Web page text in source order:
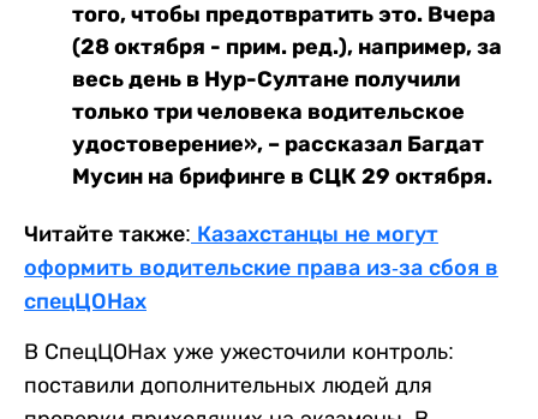
того, чтобы предотвратить это. Вчера
(28 октября - прим. ред.), например, за
весь день в Нур-Султане получили
только три человека водительское
удостоверение», – рассказал Багдат
Мусин на брифинге в СЦК 29 октября.
Читайте также: Казахстанцы не могут
оформить водительские права из-за сбоя в
спецЦОНах
В СпецЦОНах уже ужесточили контроль:
поставили дополнительных людей для